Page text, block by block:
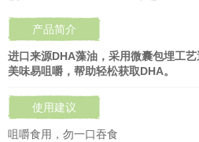
产品简介
进口来源DHA藻油，采用微囊包埋工
美味易咀嚼，帮助轻松获取DHA。
使用建议
咀嚼食用，勿一口吞食